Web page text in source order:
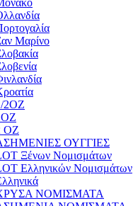
Μαρίνο
2ΟΖ
OZ
ΟΥΓΓΙΕΣ
Ξένων Νομισμάτων
Ελληνικών Νομισμάτων
ΝΟΜΙΣΜΑΤΑ